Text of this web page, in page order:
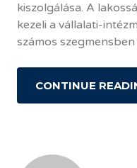
kiszolgálása. A
kezeli a vállalati-
számos
CONTINUE